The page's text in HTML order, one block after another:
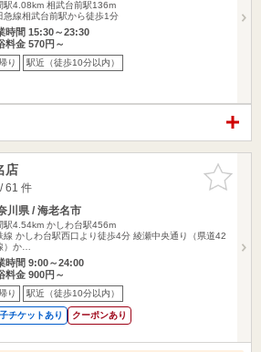
駅4.08km 相武台前駅136m
急線相武台前駅から徒歩1分
時間 15:30～23:30
料金 570円～
り 駅近（徒歩10分以内）
お気に入
りに追加
店
61 件
川県 / 海老名市
駅4.54km かしわ台駅456m
線 かしわ台駅西口より徒歩4分 綾瀬中央通り（県道42
）か…
時間 9:00～24:00
料金 900円～
り 駅近（徒歩10分以内）
チケットあり クーポンあり